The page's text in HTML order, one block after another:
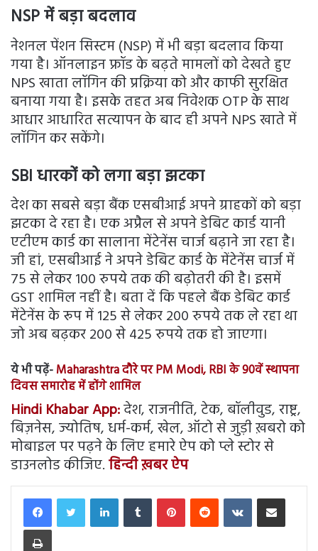
NSP में बड़ा बदलाव
नेशनल पेंशन सिस्टम (NSP) में भी बड़ा बदलाव किया
गया है। ऑनलाइन फ्रॉड के बढ़ते मामलों को देखते हुए
NPS खाता लॉगिन की प्रक्रिया को और काफी सुरक्षित
बनाया गया है। इसके तहत अब निवेशक OTP के साथ
आधार आधारित सत्यापन के बाद ही अपने NPS खाते में
लॉगिन कर सकेंगे।
SBI धारकों को लगा बड़ा झटका
देश का सबसे बड़ा बैंक एसबीआई अपने ग्राहकों को बड़ा
झटका दे रहा है। एक अप्रैल से अपने डेबिट कार्ड यानी
एटीएम कार्ड का सालाना मेंटेनेंस चार्ज बढ़ाने जा रहा है।
जी हां, एसबीआई ने अपने डेबिट कार्ड के मेंटेनेंस चार्ज में
75 से लेकर 100 रुपये तक की बढ़ोतरी की है। इसमें
GST शामिल नहीं है। बता दें कि पहले बैंक डेबिट कार्ड
मेंटेनेंस के रूप में 125 से लेकर 200 रुपये तक ले रहा था
जो अब बढ़कर 200 से 425 रुपये तक हो जाएगा।
ये भी पढ़ें-Maharashtra दौरे पर PM Modi, RBI के 90वें स्थापना
दिवस समारोह में होंगे शामिल
Hindi Khabar App:देश, राजनीति, टेक, बॉलीवुड, राष्ट्र,
बिज़नेस, ज्योतिष, धर्म-कर्म, खेल, ऑटो से जुड़ी ख़बरो को
मोबाइल पर पढ़ने के लिए हमारे ऐप को प्ले स्टोर से
डाउनलोड कीजिए.हिन्दी ख़बर ऐप
LinkedInTumblr PinterestReddit VKontakteShare via Email
Print